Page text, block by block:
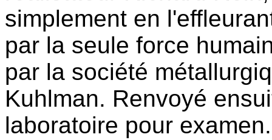
simplement en
par la seule force
par la société
Kuhlman. Renvoyé
laboratoire pour